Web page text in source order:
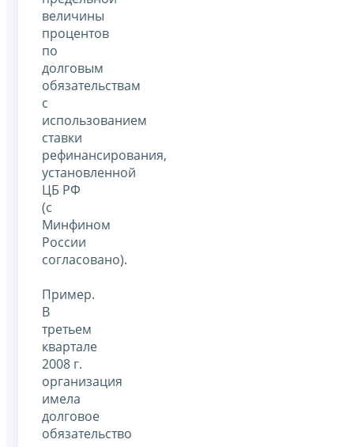
величины
процентов
по
долговым
обязательствам
с
использованием
ставки
рефинансирования,
установленной
ЦБ РФ
(с
Минфином
России
согласовано).
Пример.
В
третьем
квартале
2008 г.
организация
имела
долговое
обязательство